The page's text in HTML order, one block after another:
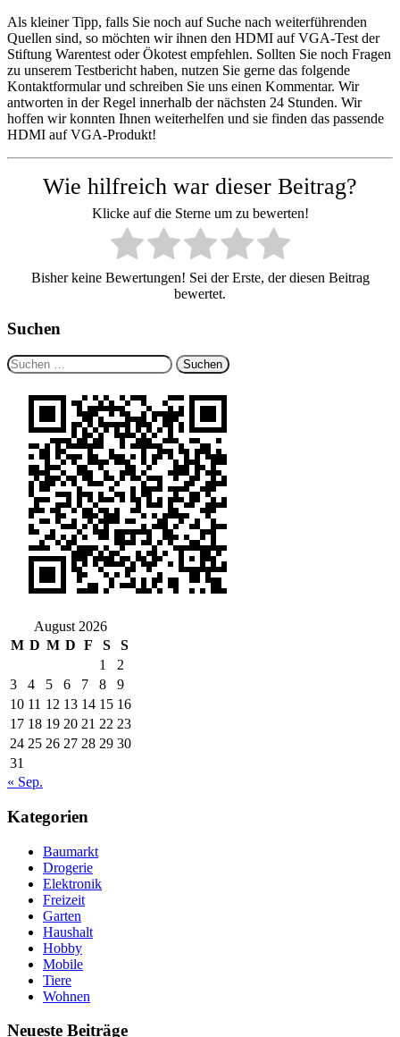
Als kleiner Tipp, falls Sie noch auf Suche nach weiterführenden
Quellen sind, so möchten wir ihnen den HDMI auf VGA-Test der
Stiftung Warentest oder Ökotest empfehlen. Sollten Sie noch Fragen
zu unserem Testbericht haben, nutzen Sie gerne das folgende
Kontaktformular und schreiben Sie uns einen Kommentar. Wir
antworten in der Regel innerhalb der nächsten 24 Stunden. Wir
hoffen wir konnten Ihnen weiterhelfen und sie finden das passende
HDMI auf VGA-Produkt!
Wie hilfreich war dieser Beitrag?
Klicke auf die Sterne um zu bewerten!
Bisher keine Bewertungen! Sei der Erste, der diesen Beitrag
bewertet.
Suchen
Suchen
nach:
August 2026
M D M D F S
S
1
2
3
4 5 6 7 8
9
10 11 12 13 14 15 16
17 18 19 20 21 22 23
24 25 26 27 28 29 30
31
« Sep.
Kategorien
Baumarkt
Drogerie
Elektronik
Freizeit
Garten
Haushalt
Hobby
Mobile
Tiere
Wohnen
Neueste Beiträge